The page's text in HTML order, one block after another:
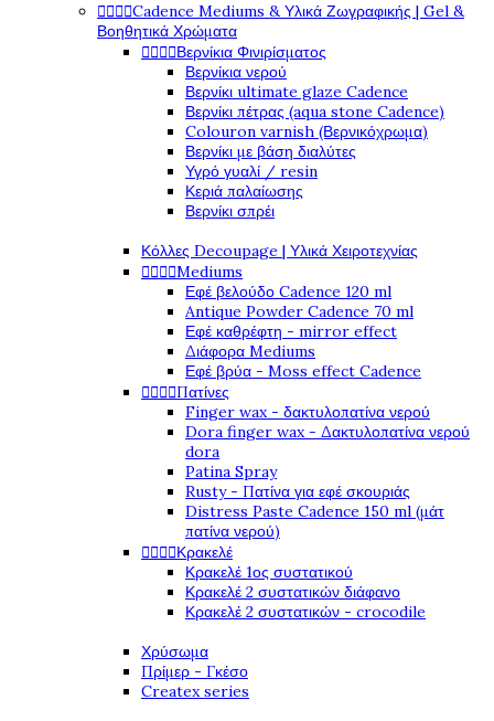
   Cadence Mediums & Υλικά Ζωγραφικής | Gel &
Βοηθητικά Χρώματα
   Βερνίκια Φινιρίσματος
Βερνίκια νερού
Βερνίκι ultimate glaze Cadence
Βερνίκι πέτρας (aqua stone Cadence)
Colouron varnish (Βερνικόχρωμα)
Βερνίκι με βάση διαλύτες
Υγρό γυαλί / resin
Κεριά παλαίωσης
Βερνίκι σπρέι
Κόλλες Decoupage | Υλικά Χειροτεχνίας
   Mediums
Εφέ βελούδο Cadence 120 ml
Antique Powder Cadence 70 ml
Εφέ καθρέφτη - mirror effect
Διάφορα Mediums
Εφέ βρύα - Moss effect Cadence
   Πατίνες
Finger wax - δακτυλοπατίνα νερού
Dora finger wax - Δακτυλοπατίνα νερού
dora
Patina Spray
Rusty - Πατίνα για εφέ σκουριάς
Distress Paste Cadence 150 ml (μάτ
πατίνα νερού)
   Κρακελέ
Κρακελέ 1ος συστατικού
Κρακελέ 2 συστατικών διάφανο
Κρακελέ 2 συστατικών - crocodile
Χρύσωμα
Πρίμερ - Γκέσο
Createx series